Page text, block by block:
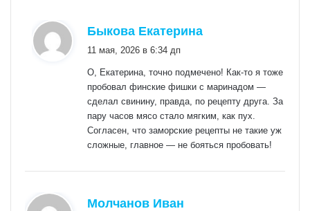
Быкова Екатерина
11 мая, 2026 в 6:34 дп
О, Екатерина, точно подмечено! Как-то я тоже
пробовал финские фишки с маринадом —
сделал свинину, правда, по рецепту друга. За
пару часов мясо стало мягким, как пух.
Согласен, что заморские рецепты не такие уж
сложные, главное — не бояться пробовать!
Молчанов Иван